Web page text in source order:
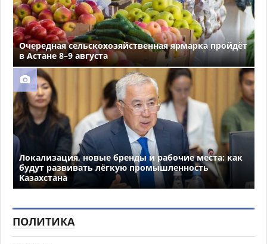
Очередная сельскохозяйственная ярмарка пройдёт
в Астане 8–9 августа
Локализация, новые бренды и рабочие места: как
будут развивать лёгкую промышленность
Казахстана
ПОЛИТИКА